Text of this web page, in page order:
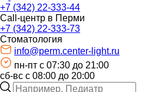
+7 (342) 22-333-44
Call-центр в Перми
+7 (342) 22-333-73
Стоматология
info@perm.center-light.ru
пн-пт c 07:30 до 21:00
сб-вс с 08:00 до 20:00